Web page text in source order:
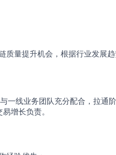
质量提升机会，根据行业发展
一线业务团队充分配合，拉通
增长负责。